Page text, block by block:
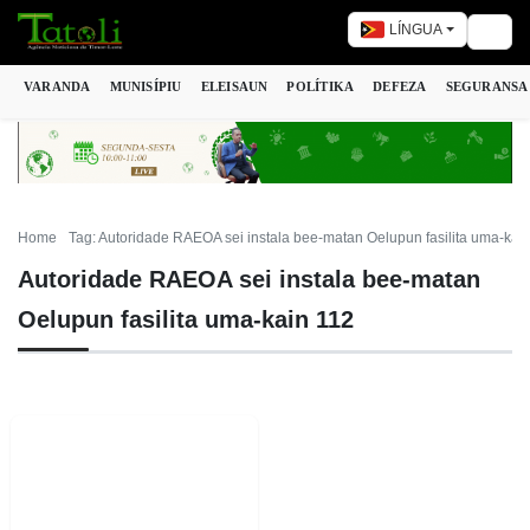
LÍNGUA
VARANDA MUNISÍPIU ELEISAUN POLÍTIKA DEFEZA SEGURANSA
Home Tag: Autoridade RAEOA sei instala bee-matan Oelupun fasilita uma-
Autoridade RAEOA sei instala bee-matan
Oelupun fasilita uma-kain 112